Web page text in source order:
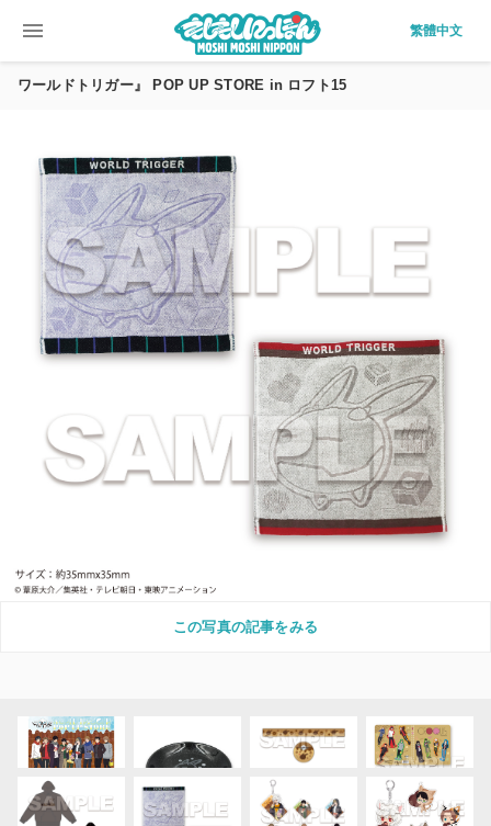
menu 繁體中文
ワールドトリガー』 POP UP STORE in ロフト15
この写真の記事をみる